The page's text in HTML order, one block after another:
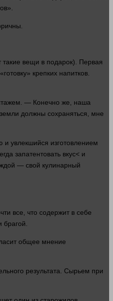
такие вещи в подарок). Первая
крепких напитков.
— Конечно же, наша
должны сохраняться, мне
и увлекшийся изготовлением
запатентовать вкус< и
— свой кулинарный
все, что содержит в себе
общее мнение
результата. Сырьем при